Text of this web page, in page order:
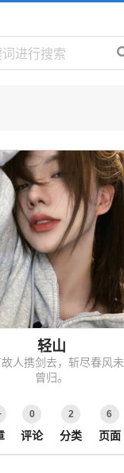
轻山
人携剑去，斩尽春风未
曾归。
0
评论
2
分类
6
页面